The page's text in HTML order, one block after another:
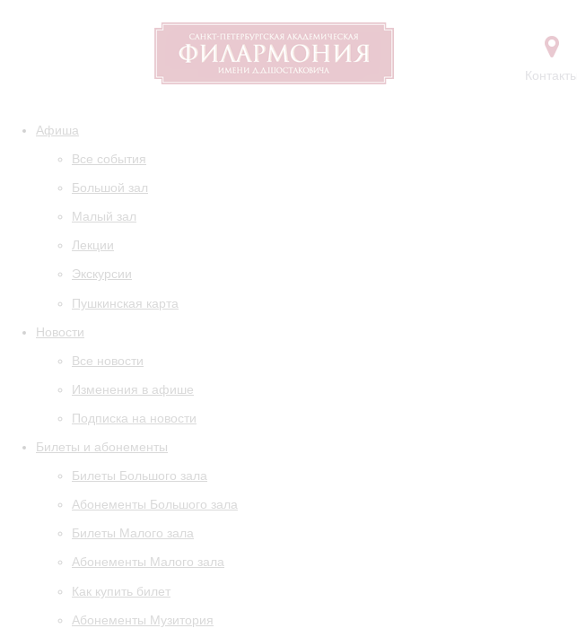
Контакты
Афиша
Все события
Большой зал
Малый зал
Лекции
Экскурсии
Пушкинская карта
Новости
Все новости
Изменения в афише
Подписка на новости
Билеты и абонементы
Билеты Большого зала
Абонементы Большого зала
Билеты Малого зала
Абонементы Малого зала
Как купить билет
Абонементы Музитория